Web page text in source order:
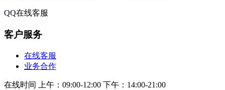
QQ在线客服
客户服务
在线客服
业务合作
在线时间 上午：09:00-12:00 下午：14:00-21:00